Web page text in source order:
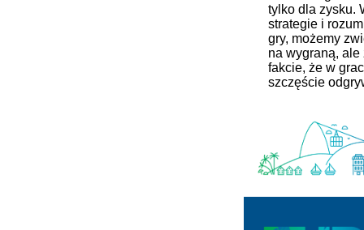
tylko dla zysku.
strategie i
gry, możemy
na wygraną,
fakcie, że w
szczęście